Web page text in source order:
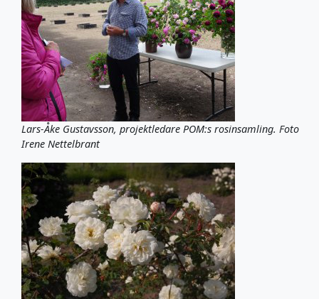
Lars-Åke Gustavsson, projektledare POM:s rosinsamling. Foto
Irene Nettelbrant